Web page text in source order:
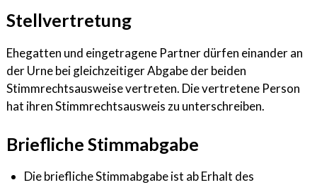
Stellvertretung
Ehegatten und eingetragene Partner dürfen einander an
der Urne bei gleichzeitiger Abgabe der beiden
Stimmrechtsausweise vertreten. Die vertretene Person
hat ihren Stimmrechtsausweis zu unterschreiben.
Briefliche Stimmabgabe
Die briefliche Stimmabgabe ist ab Erhalt des